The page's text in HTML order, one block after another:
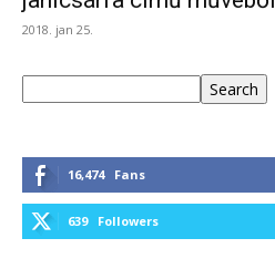
2018. jan 25.
Search
16,474 Fans
639 Followers